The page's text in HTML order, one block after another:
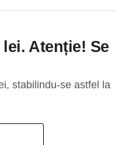
Atenție! Se
stabilindu-se astfel la